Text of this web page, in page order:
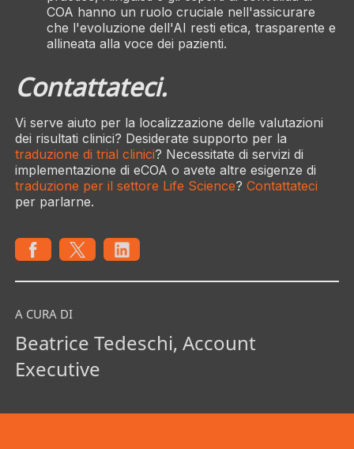
COA hanno un ruolo cruciale nell'assicurare
che l'evoluzione dell'AI resti etica, trasparente e
allineata alla voce dei pazienti.
Contattateci.
Vi serve aiuto per la localizzazione delle valutazioni
dei risultati clinici? Desiderate supporto per la
traduzione di trial clinici? Necessitate di servizi di
implementazione di eCOA o avete altre esigenze di
traduzione per il settore Life Science? Contattateci
per parlarne.
A CURA DI
Beatrice Tedeschi, Account
Executive